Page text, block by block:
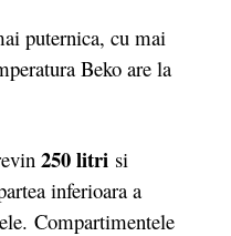
puternica, cu mai
Beko are la
250 litri si
inferioara a
Compartimentele